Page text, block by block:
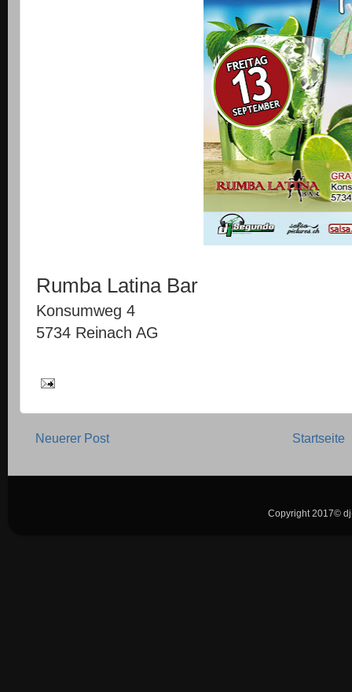
Rumba Latina Bar
Konsumweg 4
5734 Reinach AG
Neuerer Post Startseite
Copyright 2017©